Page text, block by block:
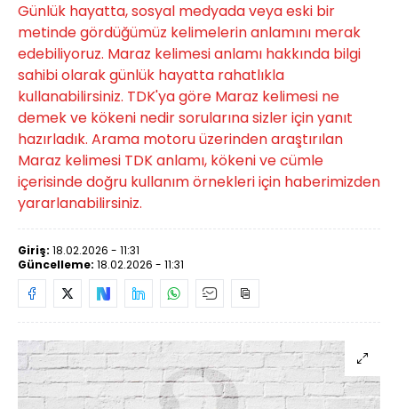
Günlük hayatta, sosyal medyada veya eski bir
metinde gördüğümüz kelimelerin anlamını merak
edebiliyoruz. Maraz kelimesi anlamı hakkında bilgi
sahibi olarak günlük hayatta rahatlıkla
kullanabilirsiniz. TDK'ya göre Maraz kelimesi ne
demek ve kökeni nedir sorularına sizler için yanıt
hazırladık. Arama motoru üzerinden araştırılan
Maraz kelimesi TDK anlamı, kökeni ve cümle
içerisinde doğru kullanım örnekleri için haberimizden
yararlanabilirsiniz.
Giriş: 18.02.2026 - 11:31
Güncelleme: 18.02.2026 - 11:31